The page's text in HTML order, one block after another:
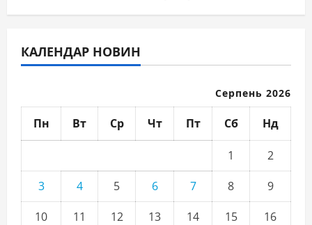
КАЛЕНДАР НОВИН
Серпень 2026
Пн Вт Ср Чт Пт Сб Нд
1
2
3
4 5 6 7 8
9
10
11 12 13 14 15
16